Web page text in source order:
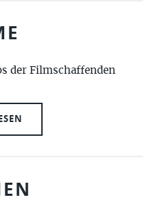
der Filmschaffenden